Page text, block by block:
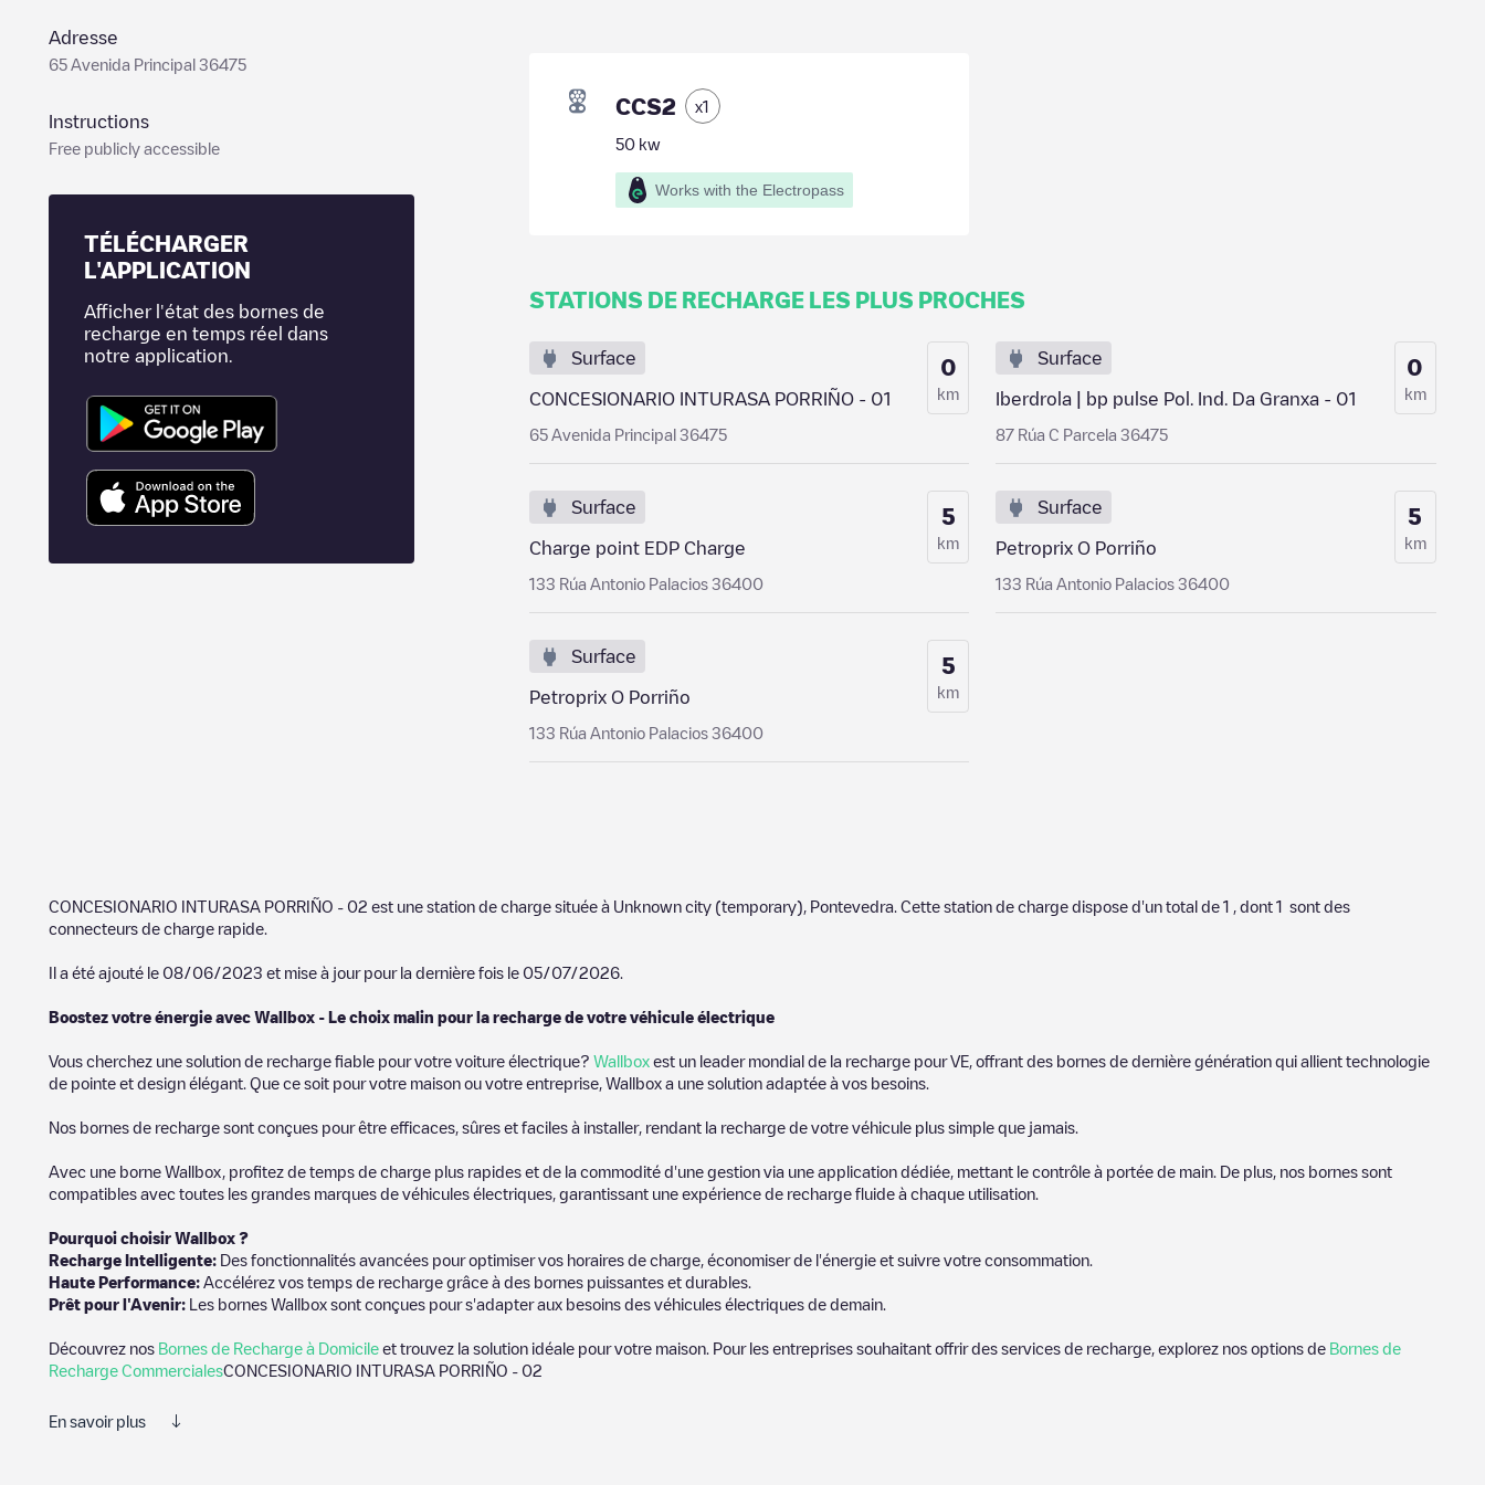
Adresse
65 Avenida Principal 36475
Instructions
Free publicly accessible
TÉLÉCHARGER
L'APPLICATION
Afficher l'état des bornes de
recharge en temps réel dans
notre application.
CCS2 x1
50kw
Works with the Electropass
STATIONS DE RECHARGE LES PLUS PROCHES
Surface
CONCESIONARIO INTURASA PORRIÑO - 01
65 Avenida Principal 36475
0
km
Surface
Iberdrola | bp pulse Pol. Ind. Da Granxa - 01
87 Rúa C Parcela 36475
0
km
Surface
Charge point EDP Charge
133 Rúa Antonio Palacios 36400
5
km
Surface
Petroprix O Porriño
133 Rúa Antonio Palacios 36400
5
km
Surface
Petroprix O Porriño
133 Rúa Antonio Palacios 36400
5
km
CONCESIONARIO INTURASA PORRIÑO - 02 est une station de charge située à Unknown city (temporary) Pontevedra . Cette station de charge dispose d'un total de 1 , dont 1
sont des
connecteurs de charge rapide.
Il a été ajouté le 08/06/2023 et mise à jour pour la dernière fois le 05/07/2026
Boostez votre énergie avec Wallbox - Le choix malin pour la recharge de votre véhicule électrique
Vous cherchez une solution de recharge fiable pour votre voiture électrique? Wallbox est un leader mondial de la recharge pour VE, offrant des bornes de dernière génération qui allient technologie
de pointe et design élégant. Que ce soit pour votre maison ou votre entreprise, Wallbox a une solution adaptée à vos besoins.
Nos bornes de recharge sont conçues pour être efficaces, sûres et faciles à installer, rendant la recharge de votre véhicule plus simple que jamais.
Avec une borne Wallbox, profitez de temps de charge plus rapides et de la commodité d'une gestion via une application dédiée, mettant le contrôle à portée de main. De plus, nos bornes sont
compatibles avec toutes les grandes marques de véhicules électriques, garantissant une expérience de recharge fluide à chaque utilisation.
Pourquoi choisir Wallbox ?
Recharge Intelligente: Des fonctionnalités avancées pour optimiser vos horaires de charge, économiser de l'énergie et suivre votre consommation.
Haute Performance: Accélérez vos temps de recharge grâce à des bornes puissantes et durables.
Prêt pour l'Avenir:
Les bornes Wallbox sont conçues pour s'adapter aux besoins des véhicules électriques de demain.
Découvrez nos Bornes de Recharge à Domicile et trouvez la solution idéale pour votre maison. Pour les entreprises souhaitant offrir des services de recharge, explorez nos options de Bornes de
Recharge CommercialesCONCESIONARIO INTURASA PORRIÑO - 02
En savoir plus